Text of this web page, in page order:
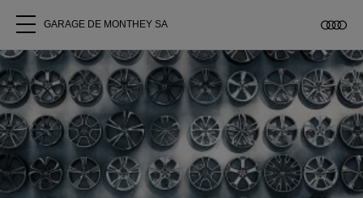
Tous les modèles
A propos
Acheter une Audi
GARAGE DE MONTHEY SA